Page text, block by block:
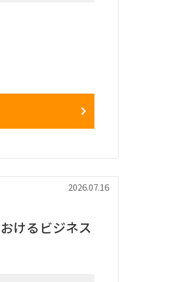
施者：事業戦略部
2026.07.16
けるビジネス